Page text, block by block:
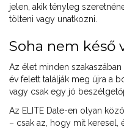
jelen, akik tényleg
tölteni vagy unatkozni.
Soha nem késő
Az élet minden
év felett találják meg újra a
vagy csak egy jó
Az ELITE Date-en olyan
– csak az, hogy mit keresel,